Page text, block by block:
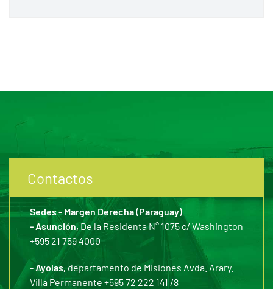
Contactos
Sedes - Margen Derecha (Paraguay)
- Asunción,De la Residenta N° 1075 c/ Washington
+595 21 759 4000
-Ayolas, departamento de Misiones Avda. Arary.
Villa Permanente +595 72 222 141 /8